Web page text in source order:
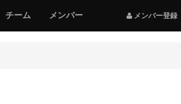
メンバー登録
サ
チーム
サ
メンバー